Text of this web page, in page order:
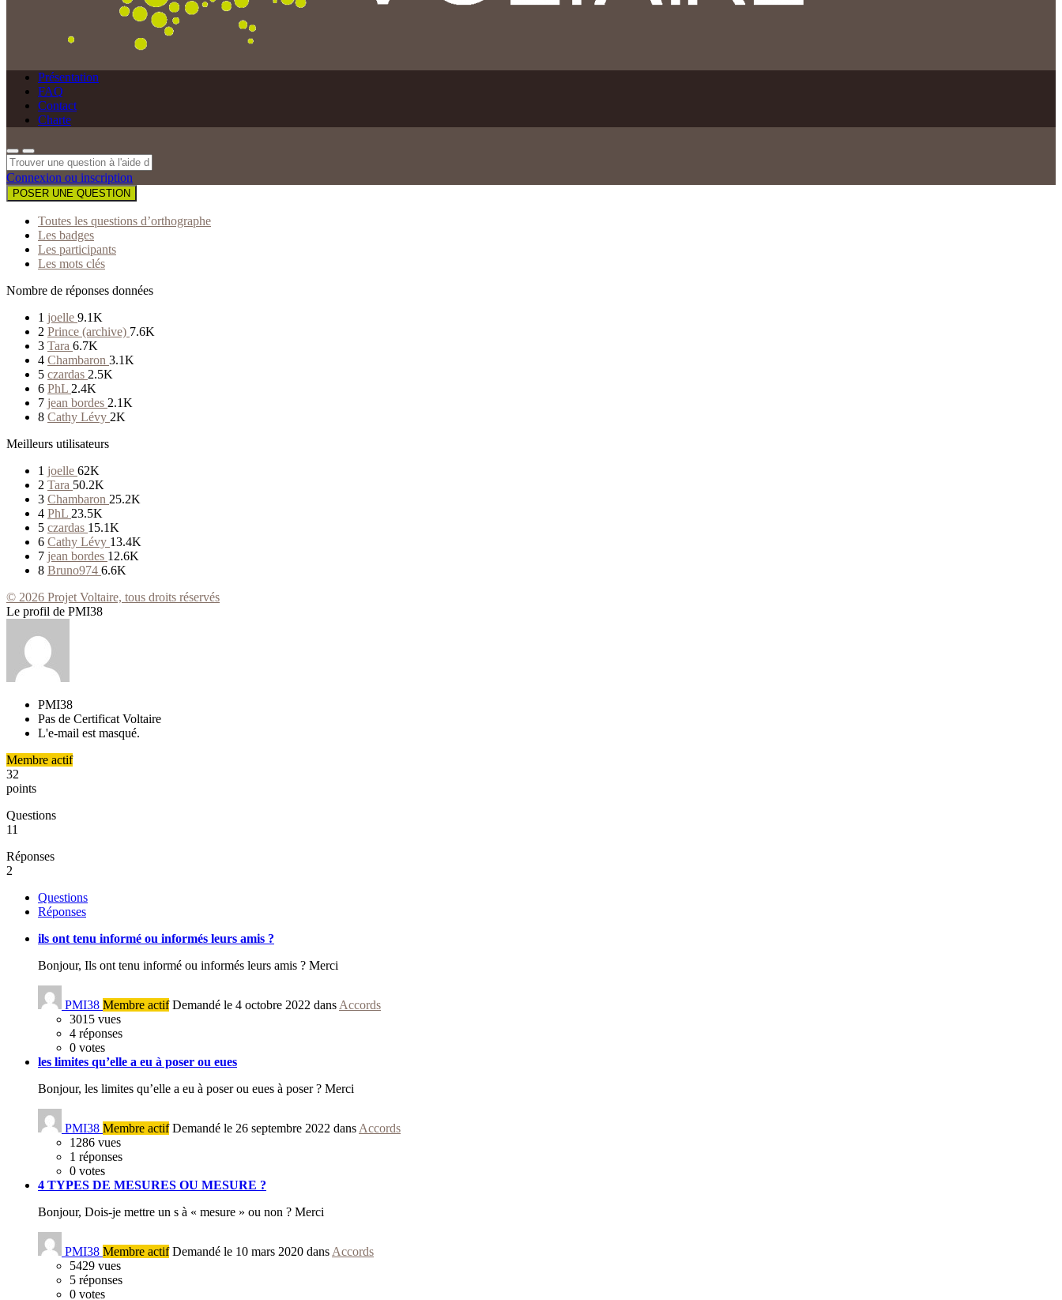
Présentation
FAQ
Contact
Charte
Connexion ou inscription
POSER UNE QUESTION
Toutes les questions d’orthographe
Les badges
Les participants
Les mots clés
Nombre de réponses données
1 joelle 9.1K
2 Prince (archive) 7.6K
3 Tara 6.7K
4 Chambaron 3.1K
5 czardas 2.5K
6 PhL 2.4K
7 jean bordes 2.1K
8 Cathy Lévy 2K
Meilleurs utilisateurs
1 joelle 62K
2 Tara 50.2K
3 Chambaron 25.2K
4 PhL 23.5K
5 czardas 15.1K
6 Cathy Lévy 13.4K
7 jean bordes 12.6K
8 Bruno974 6.6K
© 2026 Projet Voltaire, tous droits réservés
Le profil de PMI38
PMI38
Pas de Certificat Voltaire
L'e-mail est masqué.
Membre actif
32
points
Questions
11
Réponses
2
Questions
Réponses
ils ont tenu informé ou informés leurs amis ?
Bonjour, Ils ont tenu informé ou informés leurs amis ? Merci
PMI38 Membre actif Demandé le 4 octobre 2022 dans Accords
3015 vues
4 réponses
0 votes
les limites qu’elle a eu à poser ou eues
Bonjour, les limites qu’elle a eu à poser ou eues à poser ? Merci
PMI38 Membre actif Demandé le 26 septembre 2022 dans Accords
1286 vues
1 réponses
0 votes
4 TYPES DE MESURES OU MESURE ?
Bonjour, Dois-je mettre un s à « mesure » ou non ? Merci
PMI38 Membre actif Demandé le 10 mars 2020 dans Accords
5429 vues
5 réponses
0 votes